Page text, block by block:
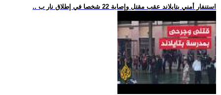
.. استنفار أمني بتايلاند عقب مقتل وإصابة 22 شخصا في إطلاق نار ب